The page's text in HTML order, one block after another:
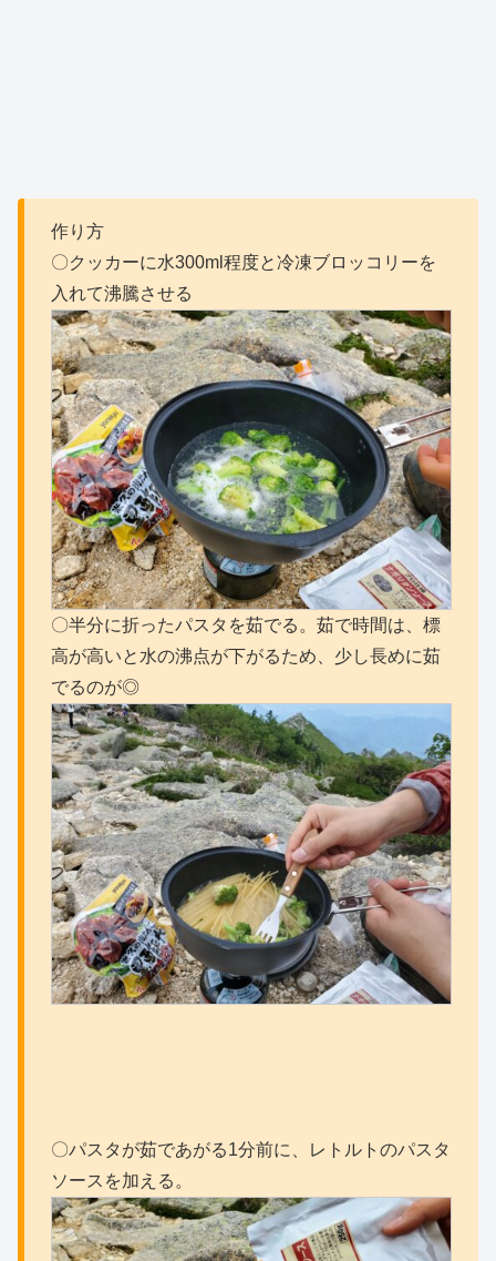
作り方
〇クッカーに水300ml程度と冷凍ブロッコリーを
入れて沸騰させる
〇半分に折ったパスタを茹でる。茹で時間は、標
高が高いと水の沸点が下がるため、少し長めに茹
でるのが◎
〇パスタが茹であがる1分前に、レトルトのパスタ
ソースを加える。